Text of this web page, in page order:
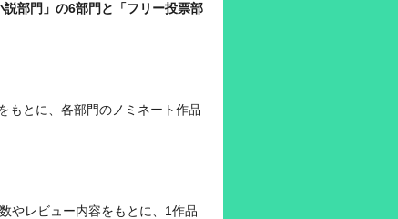
部門」の6部門と「フリー投票部
もとに、各部門のノミネート作品
やレビュー内容をもとに、1作品